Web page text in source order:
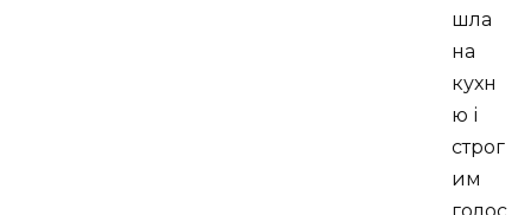
шла
на
кухн
ю і
строг
им